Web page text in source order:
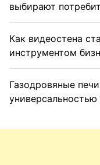
выбирают
Как видеостена
инструментом
Газодровяные